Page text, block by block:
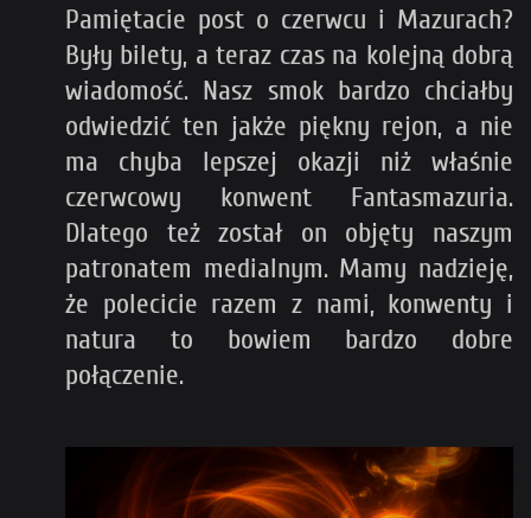
Pamiętacie post o czerwcu i Mazurach?
Były bilety, a teraz czas na kolejną dobrą
wiadomość. Nasz smok bardzo chciałby
odwiedzić ten jakże piękny rejon, a nie
ma chyba lepszej okazji niż właśnie
czerwcowy konwent Fantasmazuria.
Dlatego też został on objęty naszym
patronatem medialnym. Mamy nadzieję,
że polecicie razem z nami, konwenty i
natura to bowiem bardzo dobre
połączenie.